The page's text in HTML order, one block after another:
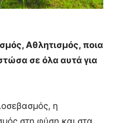
Αθλητισμός, ποια
σε όλα αυτά για
η